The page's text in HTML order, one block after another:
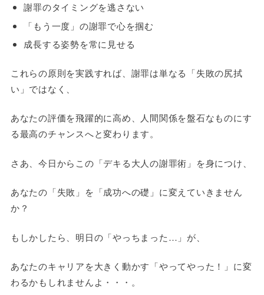
謝罪のタイミングを逃さない
「もう一度」の謝罪で心を掴む
成長する姿勢を常に見せる
これらの原則を実践すれば、謝罪は単なる「失敗の尻拭
い」ではなく、
あなたの評価を飛躍的に高め、人間関係を盤石なものにす
る最高のチャンスへと変わります。
さあ、今日からこの「デキる大人の謝罪術」を身につけ、
あなたの「失敗」を「成功への礎」に変えていきません
か？
もしかしたら、明日の「やっちまった…」が、
あなたのキャリアを大きく動かす「やってやった！」に変
わるかもしれませんよ・・・。